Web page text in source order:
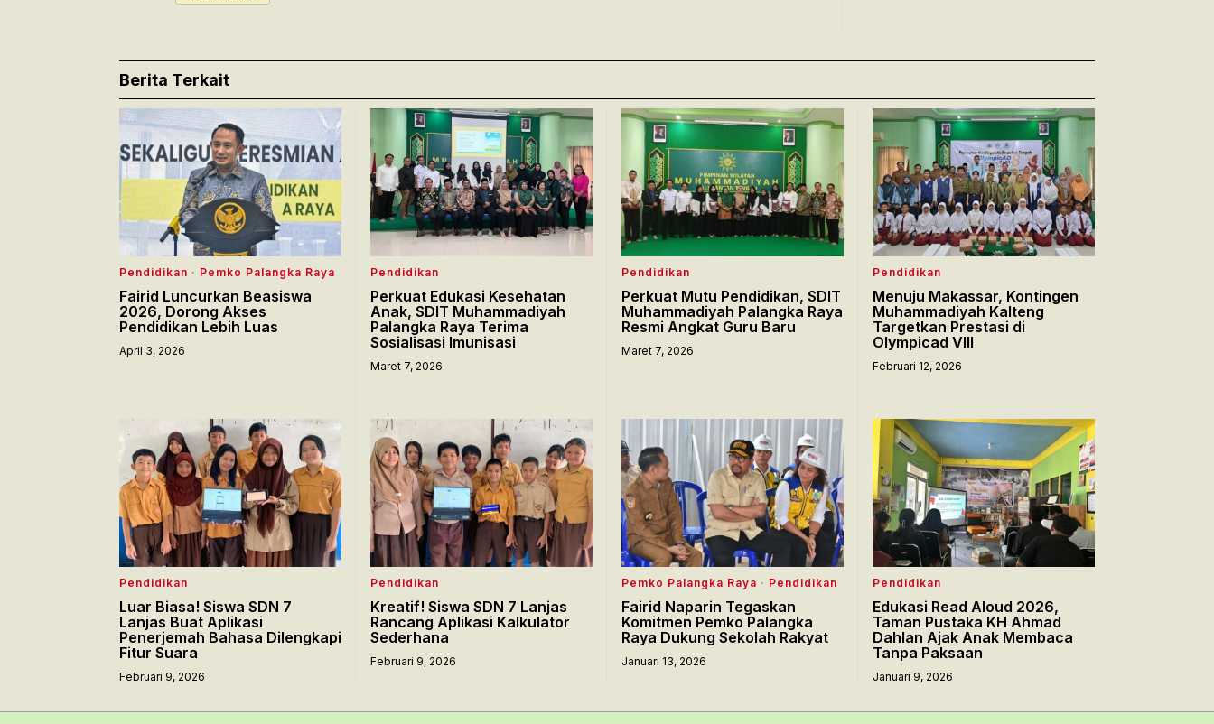
Berita Terkait
Pendidikan · Pemko Palangka Raya
Fairid Luncurkan Beasiswa
2026, Dorong Akses
Pendidikan Lebih Luas
April 3, 2026
Pendidikan
Perkuat Edukasi Kesehatan
Anak, SDIT Muhammadiyah
Palangka Raya Terima
Sosialisasi Imunisasi
Maret 7, 2026
Pendidikan
Perkuat Mutu Pendidikan, SDIT
Muhammadiyah Palangka Raya
Resmi Angkat Guru Baru
Maret 7, 2026
Pendidikan
Menuju Makassar, Kontingen
Muhammadiyah Kalteng
Targetkan Prestasi di
Olympicad VIII
Februari 12, 2026
Pendidikan
Luar Biasa! Siswa SDN 7
Lanjas Buat Aplikasi
Penerjemah Bahasa Dilengkapi
Fitur Suara
Februari 9, 2026
Pendidikan
Kreatif! Siswa SDN 7 Lanjas
Rancang Aplikasi Kalkulator
Sederhana
Februari 9, 2026
Pemko Palangka Raya · Pendidikan
Fairid Naparin Tegaskan
Komitmen Pemko Palangka
Raya Dukung Sekolah Rakyat
Januari 13, 2026
Pendidikan
Edukasi Read Aloud 2026,
Taman Pustaka KH Ahmad
Dahlan Ajak Anak Membaca
Tanpa Paksaan
Januari 9, 2026